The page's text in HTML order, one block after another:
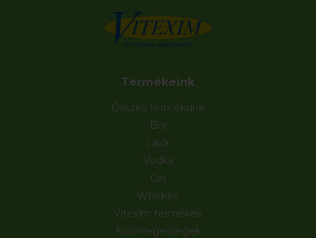
Termékeink
Összes termékünk
Bor
Likőr
Vodka
Gin
Whiskey
Vitexim termékek
Különlegességek